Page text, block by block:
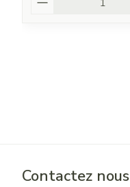
Contactez nous